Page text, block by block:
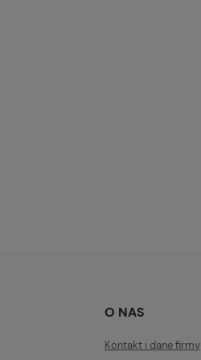
O NAS
Kontakt i dane firmy